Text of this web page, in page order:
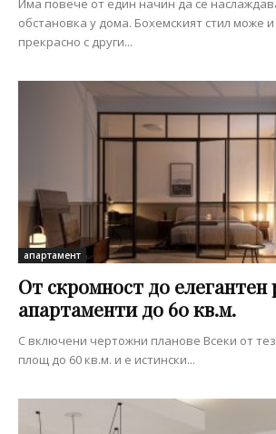
Има повече от един начин да се
обстановка у дома. Бохемският стил може
прекрасно с други...
апартамент
От скромност до
апартаменти до 60 кв.м.
С включени чертожни планове Всеки от
площ до 60 кв.м. и е истински...